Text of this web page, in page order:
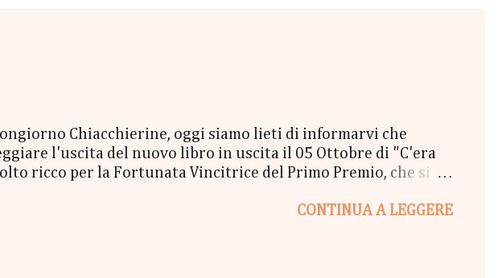
Chiacchierine, oggi siamo lieti di informarvi che
l'uscita del nuovo libro in uscita il 05 Ottobre di "C'era
ricco per la Fortunata Vincitrice del Primo Premio, che si
- una Scatola di biscotti - un Messaggio in bottiglia
CONTINUA A LEGGERE